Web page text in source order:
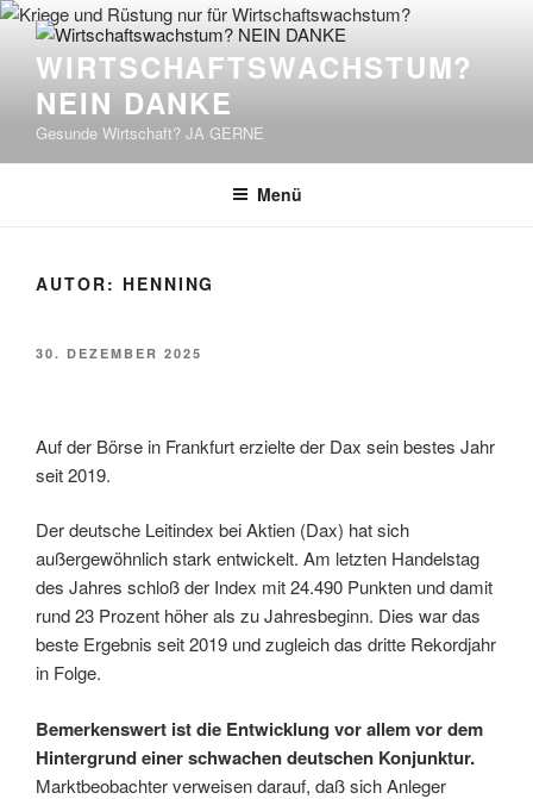
Zum
Inhalt
springenWIRTSCHAFTSWACHSTUM?
NEIN DANKE
Gesunde Wirtschaft? JA GERNE
Menü
AUTOR: HENNING
VERÖFFENTLICHT
30. DEZEMBER 2025
Auf der Börse in Frankfurt erzielte der Dax sein bestes Jahr
seit 2019.
Der deutsche Leitindex bei Aktien (Dax) hat sich
außergewöhnlich stark entwickelt. Am letzten Handelstag
des Jahres schloß der Index mit 24.490 Punkten und damit
rund 23 Prozent höher als zu Jahresbeginn. Dies war das
beste Ergebnis seit 2019 und zugleich das dritte Rekordjahr
in Folge.
Bemerkenswert ist die Entwicklung vor allem vor dem
Hintergrund einer schwachen deutschen Konjunktur.
Marktbeobachter verweisen darauf, daß sich Anleger